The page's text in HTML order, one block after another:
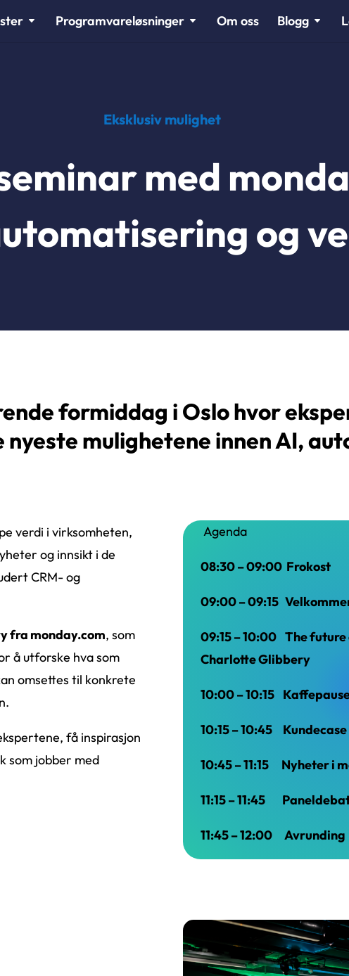
Programvareløsninger Om oss Blogg
Eksklusiv mulighet
med
og
formiddag i Oslo hvor
nyeste mulighetene innen AI,
verdi i virksomheten,
og innsikt i de
CRM- og
fra monday.com, som
å utforske hva som
omsettes til konkrete
få inspirasjon
som jobber med
Agenda
08:30 – 09:00 Frokost
09:00 – 09:15
09:15 – 10:00 The
Charlotte Glibbery
10:00 – 10:15
10:15 – 10:45
10:45 – 11:15 Nyheter i
11:15 – 11:45
11:45 – 12:00 Avrunding